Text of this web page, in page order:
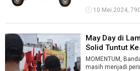
kemba ...
10 Mei 2024,
May Day di
Solid Tuntut
MOMENTUM,
masih menjadi